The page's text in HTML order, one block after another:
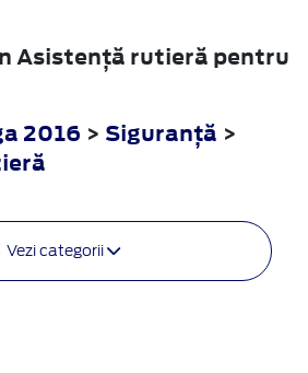
Asistenţă rutieră pentru
2016 > Siguranţă >
Vezi categorii